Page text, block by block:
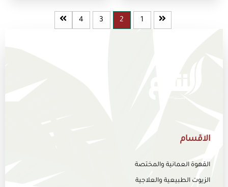
1
2
3
4
الاقسام
القهوة العمانية والمختصة
الزيوت الطبيعية والعلاجية